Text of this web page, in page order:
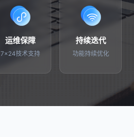
运维保障
7×24技术支持
持续迭代
功能持续优化